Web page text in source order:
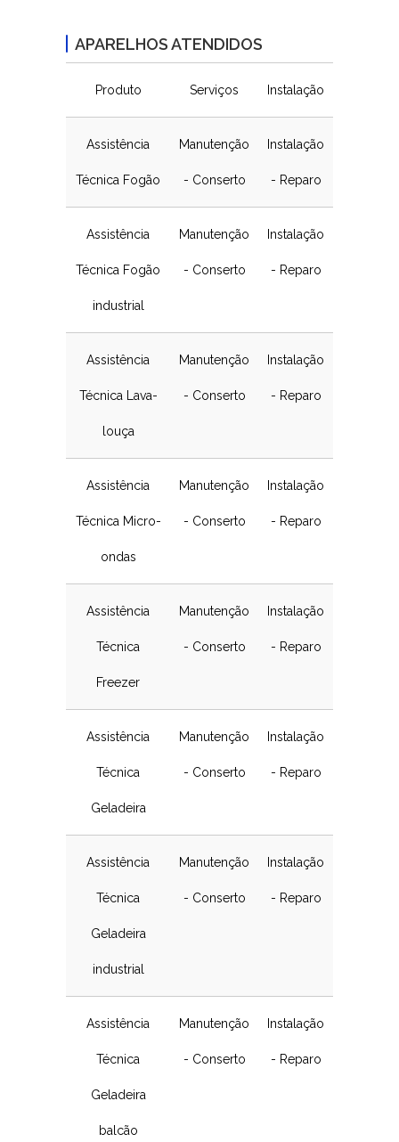
APARELHOS ATENDIDOS
Produto Serviços Instalação
Assistência
Técnica Fogão
Manutenção
- Conserto
Instalação
- Reparo
Assistência
Técnica Fogão
industrial
Manutenção
- Conserto
Instalação
- Reparo
Assistência
Técnica Lava-
louça
Manutenção
- Conserto
Instalação
- Reparo
Assistência
Técnica Micro-
ondas
Manutenção
- Conserto
Instalação
- Reparo
Assistência
Técnica
Freezer
Manutenção
- Conserto
Instalação
- Reparo
Assistência
Técnica
Geladeira
Manutenção
- Conserto
Instalação
- Reparo
Assistência
Técnica
Geladeira
industrial
Manutenção
- Conserto
Instalação
- Reparo
Assistência
Técnica
Geladeira
balcão
Manutenção
- Conserto
Instalação
- Reparo